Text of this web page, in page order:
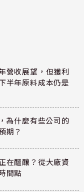
營收展望，但獲利
年原料成本仍是
為什麼有些公司的
期？
在醞釀？從大廠資
間點